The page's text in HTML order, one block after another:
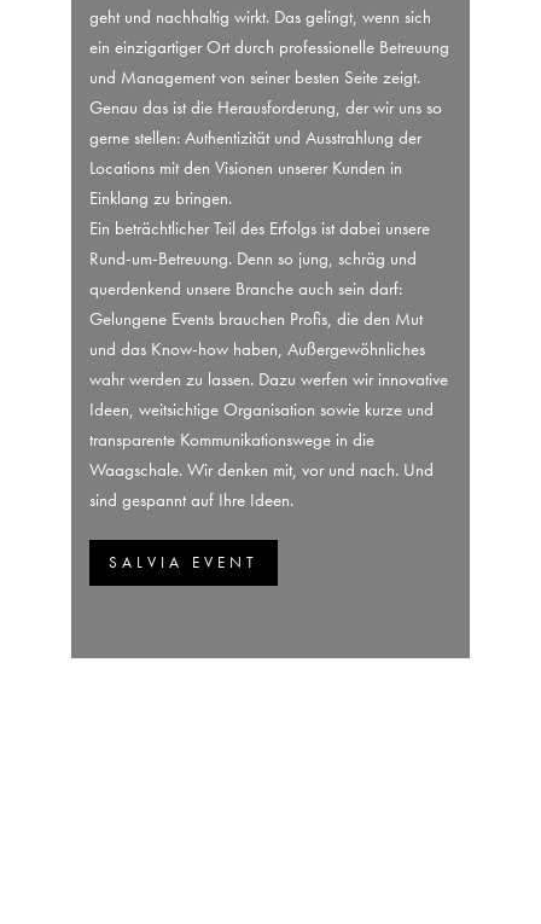
geht und nachhaltig wirkt. Das gelingt, wenn sich
ein einzigartiger Ort durch professionelle Betreuung
und Management von seiner besten Seite zeigt.
Genau das ist die Herausforderung, der wir uns so
gerne stellen: Authentizität und Ausstrahlung der
Locations mit den Visionen unserer Kunden in
Einklang zu bringen.
Ein beträchtlicher Teil des Erfolgs ist dabei unsere
Rund-um-Betreuung. Denn so jung, schräg und
querdenkend unsere Branche auch sein darf:
Gelungene Events brauchen Profis, die den Mut
und das Know-how haben, Außergewöhnliches
wahr werden zu lassen. Dazu werfen wir innovative
Ideen, weitsichtige Organisation sowie kurze und
transparente Kommunikationswege in die
Waagschale. Wir denken mit, vor und nach. Und
sind gespannt auf Ihre Ideen.
SALVIA EVENT